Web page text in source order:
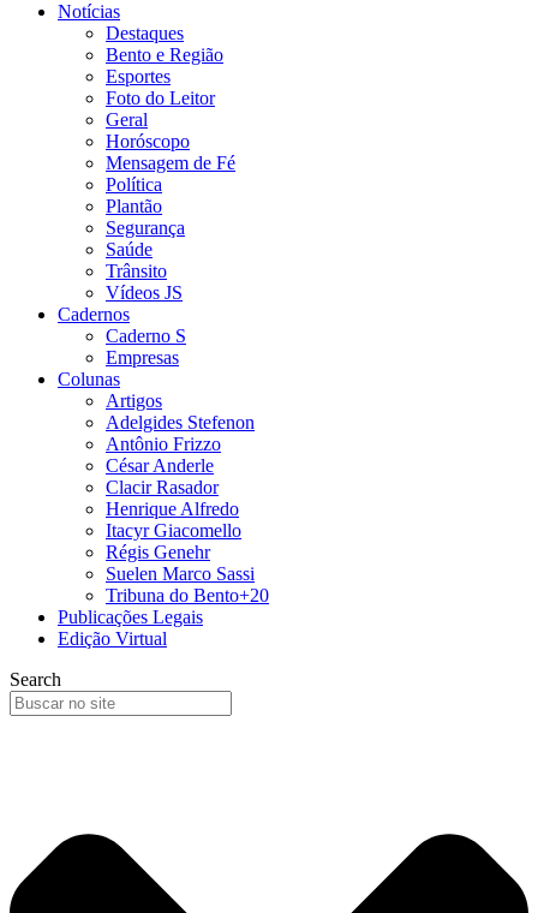
Notícias
Destaques
Bento e Região
Esportes
Foto do Leitor
Geral
Horóscopo
Mensagem de Fé
Política
Plantão
Segurança
Saúde
Trânsito
Vídeos JS
Cadernos
Caderno S
Empresas
Colunas
Artigos
Adelgides Stefenon
Antônio Frizzo
César Anderle
Clacir Rasador
Henrique Alfredo
Itacyr Giacomello
Régis Genehr
Suelen Marco Sassi
Tribuna do Bento+20
Publicações Legais
Edição Virtual
Search